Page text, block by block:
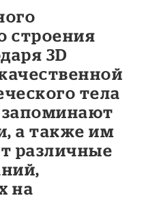
строения
3D
тела
а также им
различные
на